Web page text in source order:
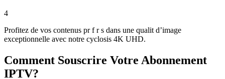
4
Profitez de vos contenus pr f r s dans une qualit d’image
exceptionnelle avec notre cyclosis 4K UHD.
Comment Souscrire Votre Abonnement
IPTV?